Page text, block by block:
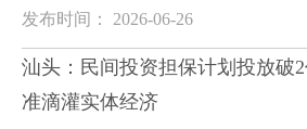
发布时间： 2026-06-26
汕头：民间投资担保计划投放破
准滴灌实体经济